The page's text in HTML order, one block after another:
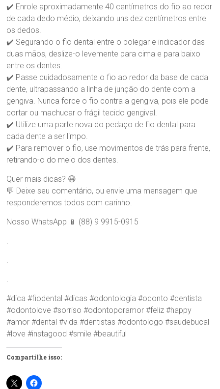
d
ã
o
✔️ Enrole aproximadamente 40 centímetros do fio ao redor
de cada dedo médio, deixando uns dez centímetros entre
os dedos.
✔️ Segurando o fio dental entre o polegar e indicador das
duas mãos, deslize-o levemente para cima e para baixo
entre os dentes.
✔️ Passe cuidadosamente o fio ao redor da base de cada
dente, ultrapassando a linha de junção do dente com a
gengiva. Nunca force o fio contra a gengiva, pois ele pode
cortar ou machucar o frágil tecido gengival.
✔️ Utilize uma parte nova do pedaço de fio dental para
cada dente a ser limpo.
✔️ Para remover o fio, use movimentos de trás para frente,
retirando-o do meio dos dentes.
Quer mais dicas? 😷
💬 Deixe seu comentário, ou envie uma mensagem que
responderemos todos com carinho.
Nosso WhatsApp 📱 (88) 9 9915-0915
.
.
.
#dica #fiodental #dicas #odontologia #odonto #dentista
#odontolove #sorriso #odontoporamor #feliz #happy
#amor #dental #vida #dentistas #odontologo #saudebucal
#love #instagood #smile #beautiful
Compartilhe isso: